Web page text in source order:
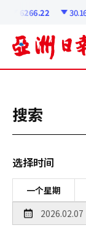
6266.22 30.16
搜索
选择时间
一个星期